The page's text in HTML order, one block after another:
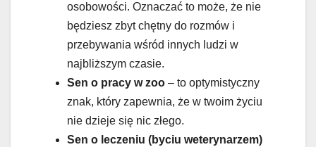
osobowości. Oznaczać to może, że nie
będziesz zbyt chętny do rozmów i
przebywania wśród innych ludzi w
najbliższym czasie.
Sen o pracy w zoo – to optymistyczny
znak, który zapewnia, że w twoim życiu
nie dzieje się nic złego.
Sen o leczeniu (byciu weterynarzem)